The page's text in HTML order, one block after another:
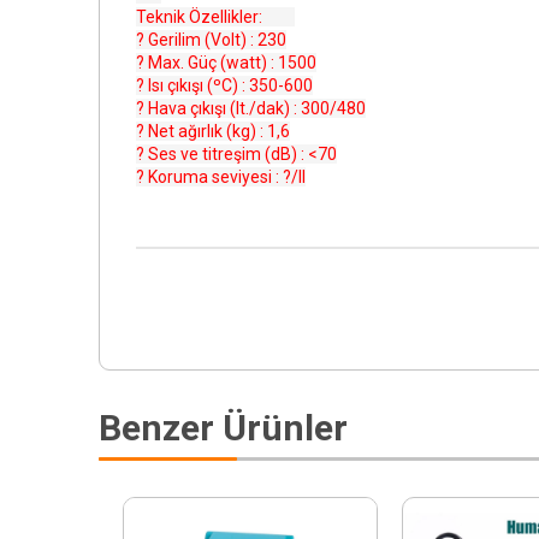
Teknik Özellikler:
? Gerilim (Volt) : 230
? Max. Güç (watt) : 1500
? Isı çıkışı (ºC) : 350-600
? Hava çıkışı (lt./dak) : 300/480
? Net ağırlık (kg) : 1,6
? Ses ve titreşim (dB) : <70
? Koruma seviyesi : ?/II
Benzer Ürünler